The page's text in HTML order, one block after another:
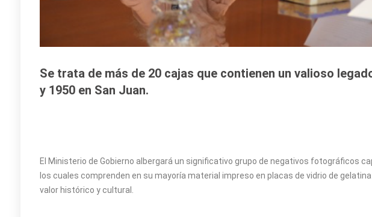
Se trata de más de 20 cajas que contienen un valioso
y 1950 en San Juan.
El Ministerio de Gobierno albergará un significativo grupo de negativos fotográficos
los cuales comprenden en su mayoría material impreso en placas de vidrio de
valor histórico y cultural.